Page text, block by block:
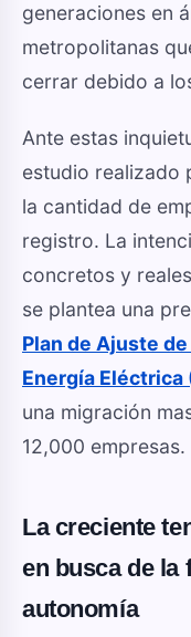
generaciones en
metropolitanas
cerrar debido a
Ante estas
estudio realizado
la cantidad de
registro. La
concretos y
se plantea una
Plan de Ajuste
Energía Eléctrica
una migración
12,000 empresas.
La creciente
en busca de la
autonomía